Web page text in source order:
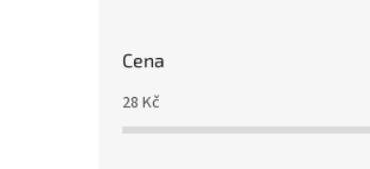
Cena
28 Kč